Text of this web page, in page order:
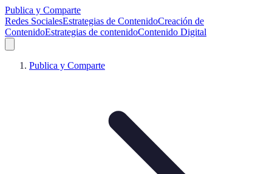
Publica y Comparte
Redes SocialesEstrategias de ContenidoCreación de
ContenidoEstrategias de contenidoContenido Digital
Publica y Comparte